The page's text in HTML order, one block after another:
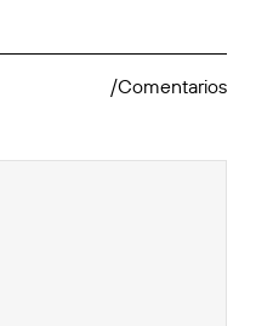
/Comentarios